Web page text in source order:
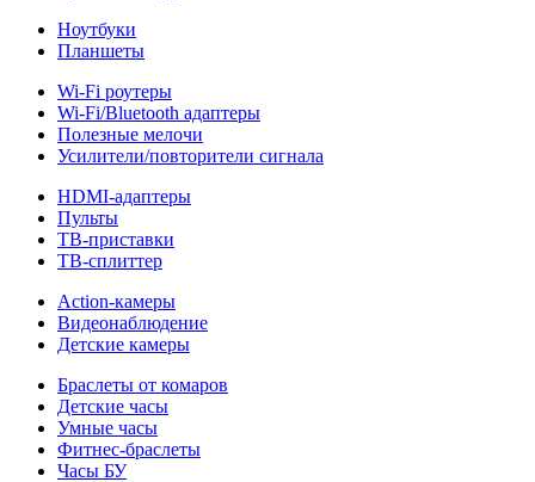
Ноутбуки
Планшеты
Wi-Fi роутеры
Wi-Fi/Bluetooth адаптеры
Полезные мелочи
Усилители/повторители сигнала
HDMI-адаптеры
Пульты
ТВ-приставки
ТВ-сплиттер
Action-камеры
Видеонаблюдение
Детские камеры
Браслеты от комаров
Детские часы
Умные часы
Фитнес-браслеты
Часы БУ